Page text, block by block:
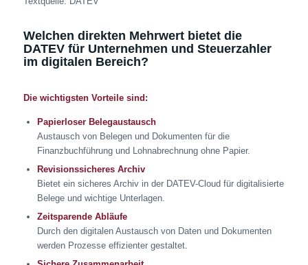
Welchen direkten Mehrwert bietet die
DATEV für Unternehmen und Steuerzahler
im digitalen Bereich?
Die wichtigsten Vorteile sind:
Papierloser Belegaustausch
Austausch von Belegen und Dokumenten für die
Finanzbuchführung und Lohnabrechnung ohne Papier.
Revisionssicheres Archiv
Bietet ein sicheres Archiv in der DATEV-Cloud für digitalisierte
Belege und wichtige Unterlagen.
Zeitsparende Abläufe
Durch den digitalen Austausch von Daten und Dokumenten
werden Prozesse effizienter gestaltet.